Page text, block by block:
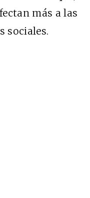
más a las
sociales.